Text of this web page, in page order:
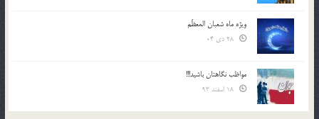
ویژه ماه شعبان المعظّم
مواظب نگاهتان باشید!!!